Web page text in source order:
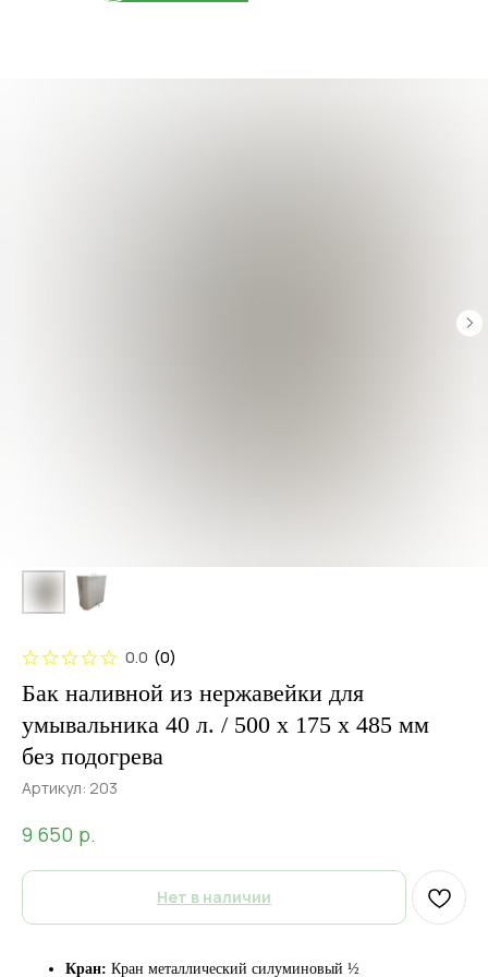
0.0 (0)
Бак наливной из нержавейки для
умывальника 40 л. / 500 x 175 x 485 мм
без подогрева
Артикул: 203
9 650 р.
Нет в наличии
Кран: Кран металлический силуминовый ½